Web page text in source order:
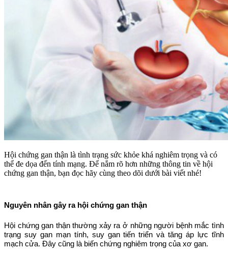
Hội chứng gan thận là tình trạng sức khỏe khá nghiêm trọng và có
thể đe dọa đến tính mạng. Để nắm rõ hơn những thông tin về hội
chứng gan thận, bạn đọc hãy cùng theo dõi dưới bài viết nhé!
Nguyên nhân gây ra hội chứng gan thận
Hội chứng gan thận thường xảy ra ở những người bệnh mắc tình
trạng suy gan mạn tính, suy gan tiến triển và tăng áp lực tĩnh
mạch cửa. Đây cũng là biến chứng nghiêm trọng của xơ gan.